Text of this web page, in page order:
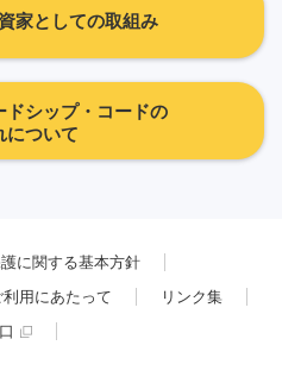
家としての取組み
ドシップ・コードの
について
に関する基本方針
利用にあたって
リンク集